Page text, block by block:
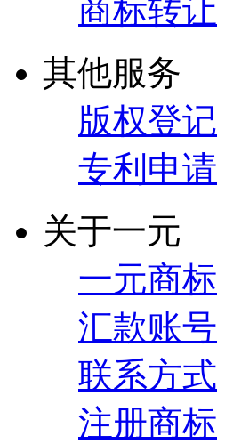
商标转让
其他服务
版权登记
专利申请
关于一元
一元商标
汇款账号
联系方式
注册商标